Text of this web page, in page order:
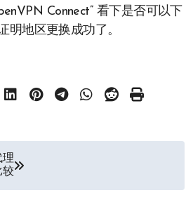
Connect” 看下是否可以下
明地区更换成功了。
理
较